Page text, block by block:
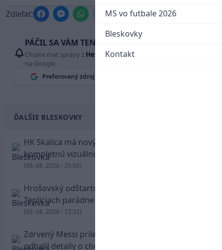
MS vo futbale 2026
Bleskovky
Kontakt
Zdieľať:
PÁČIL SA VÁM TENTO ČLÁNOK?
Chcete mať správy z Hetrik.skvždy ako prví? Pridajte si nás
na Google.
Preferovaný zdroj
ĎALŠIE BLESKOVKY
HK Skalica má nový znak. Klub predstavil
kompletnú vizuálnu identitu
(09. 08. 2026 - 20:56)
Hrošovský odštartoval šialenú prestrelku! V
Tepliciach parádne skóroval už v prvej minúte
(09. 08. 2026 - 12:32)
Zdrvený Messi priletel do Argentíny, denník
odhalil detaily o chorobe jeho otca